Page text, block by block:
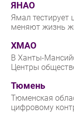
ЯНАО
Ямал тестирует
меняют жизнь
ХМАО
В Ханты-
Центры
Тюмень
Тюменская
цифровому